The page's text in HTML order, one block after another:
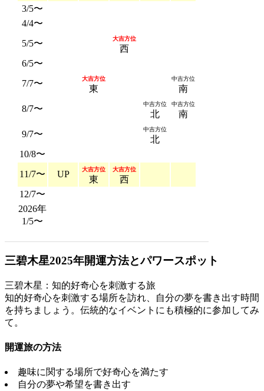
3/5〜
4/4〜
5/5〜
大吉方位
西
6/5〜
7/7〜
大吉方位
東
中吉方位
南
8/7〜
中吉方位
北
中吉方位
南
9/7〜
中吉方位
北
10/8〜
11/7〜
UP 大吉方位
東
大吉方位
西
12/7〜
2026年
1/5〜
三碧木星2025年開運方法とパワースポット
三碧木星：知的好奇心を刺激する旅
知的好奇心を刺激する場所を訪れ、自分の夢を書き出す時間
を持ちましょう。伝統的なイベントにも積極的に参加してみ
て。
開運旅の方法
趣味に関する場所で好奇心を満たす
自分の夢や希望を書き出す